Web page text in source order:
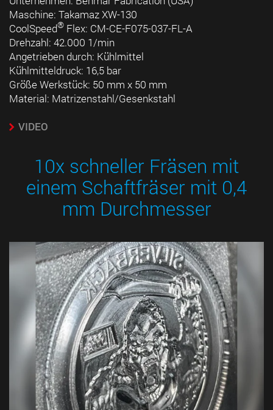
Maschine: Takamaz XW-130
CoolSpeed® Flex: CM-CE-F075-037-FL-A
Drehzahl: 42.000 1/min
Angetrieben durch: Kühlmittel
Kühlmitteldruck: 16,5 bar
Größe Werkstück: 50 mm x 50 mm
Material: Matrizenstahl/Gesenkstahl
VIDEO
10x schneller Fräsen mit
einem Schaftfräser mit 0,4
mm Durchmesser